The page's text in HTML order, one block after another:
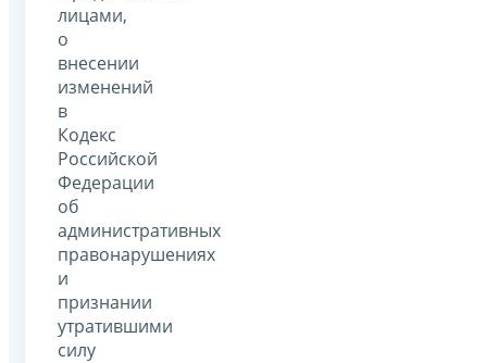
лицами,
о
внесении
изменений
в
Кодекс
Российской
Федерации
об
административных
правонарушениях
и
признании
утратившими
силу